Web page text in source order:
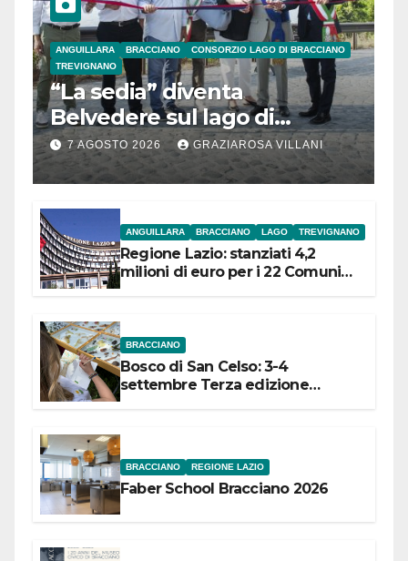
ANGUILLARA BRACCIANO
CONSORZIO LAGO DI BRACCIANO
TREVIGNANO
“La sedia” diventa
Belvedere sul lago di
Bracciano: ieri
l’inaugurazione
7 AGOSTO 2026 GRAZIAROSA VILLANI
ANGUILLARA BRACCIANO LAGO TREVIGNANO
Regione Lazio: stanziati 4,2
milioni di euro per i 22 Comuni
BRACCIANO
Bosco di San Celso: 3-4
settembre Terza edizione
BRACCIANO REGIONE LAZIO
Faber School Bracciano 2026